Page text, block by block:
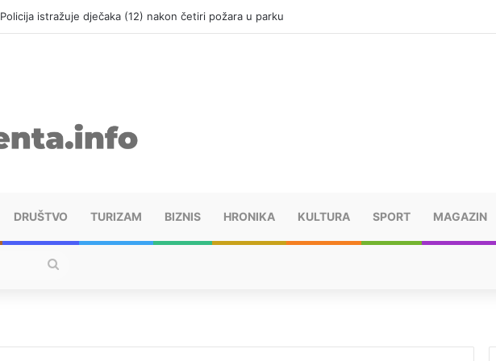
Policija istražuje dječaka (12) nakon četiri požara u parku
DRUŠTVO TURIZAM BIZNIS HRONIKA KULTURA SPORT MAGAZIN